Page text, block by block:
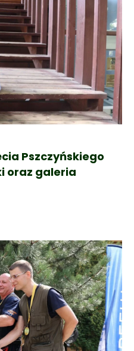
Pszczyńskiego
oraz galeria